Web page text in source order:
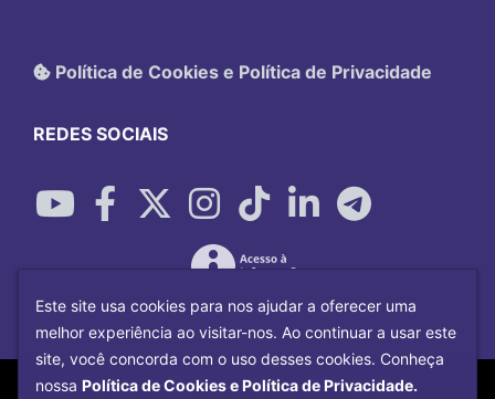
Política de Cookies e Política de Privacidade
REDES SOCIAIS
Copyright©2026Universidade Federal
Este site usa cookies para nos ajudar a oferecer uma
melhor experiência ao visitar-nos. Ao continuar a usar este
site, você concorda com o uso desses cookies. Conheça
nossa Política de Cookies e Política de Privacidade.